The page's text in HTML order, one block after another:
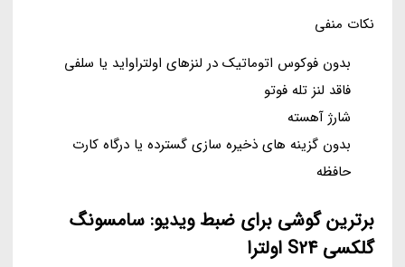
نکات منفی
بدون فوکوس اتوماتیک در لنزهای اولتراواید یا سلفی
فاقد لنز تله فوتو
شارژ آهسته
بدون گزینه های ذخیره سازی گسترده یا درگاه کارت
حافظه
برترین گوشی برای ضبط ویدیو: سامسونگ
گلکسی S24 اولترا